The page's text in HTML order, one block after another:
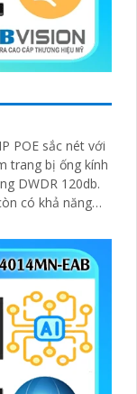
POE sắc nét với
trang bị ống kính
DWDR 120db.
có khả năng